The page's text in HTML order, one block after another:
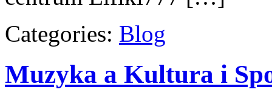
Categories: Blog
Muzyka a Kultura i